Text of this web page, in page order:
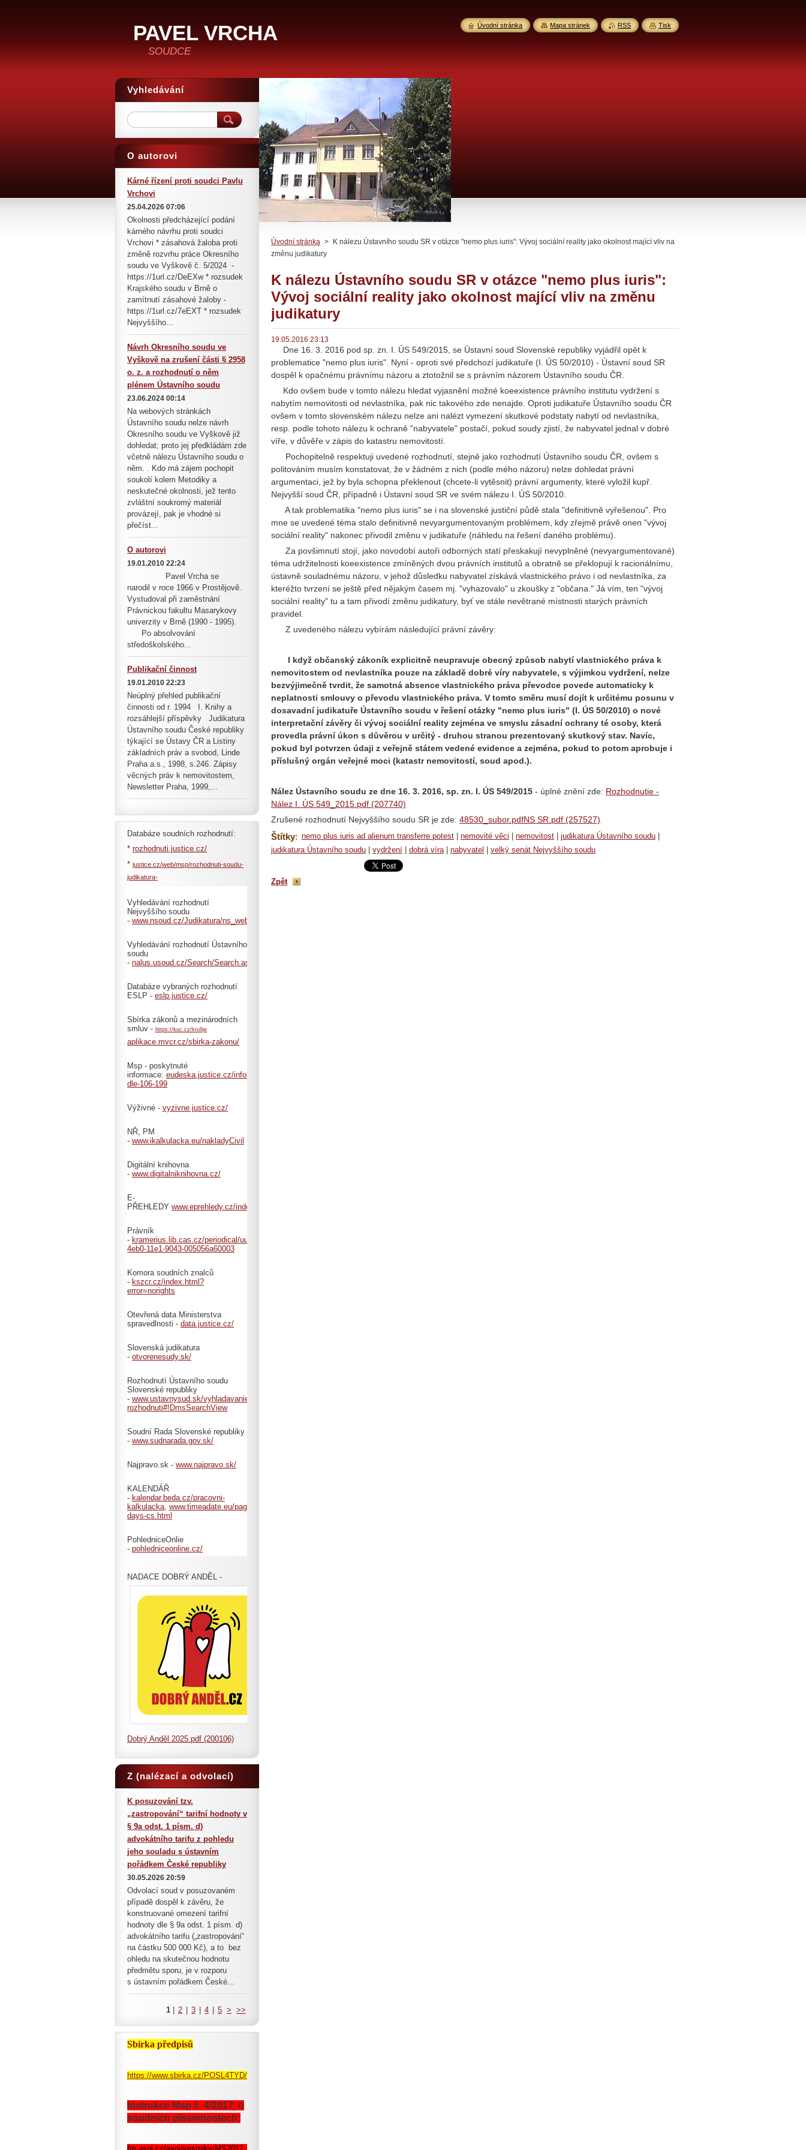
PAVEL VRCHA
SOUDCE
Úvodní stránka >
K nálezu Ústavního soudu SR v otázce "nemo plus iuris": Vývoj sociální reality jako okolnost mající vliv na
změnu judikatury
K nálezu Ústavního soudu SR v otázce "nemo plus iuris":
Vývoj sociální reality jako okolnost mající vliv na změnu
judikatury
19.05.2016 23:13
Dne 16. 3. 2016 pod sp. zn. I. ÚS 549/2015, se Ústavní soud Slovenské republiky vyjádřil opět k
problematice "nemo plus iuris". Nyní - oproti své předchozí judikatuře (I. ÚS 50/2010) - Ústavní soud SR
dospěl k opačnému právnímu názoru a ztotožnil se s právním názorem Ústavního soudu ČR.
Kdo ovšem bude v tomto nálezu hledat vyjasnění možné koeexistence právního institutu vydržení s
nabytím nemovitosti od nevlastníka, pak nic takového zde nenajde. Oproti judikatuře Ústavního soudu ČR
ovšem v tomto slovenském nálezu nelze ani nalézt vymezení skutkové podstaty nabytí od nevlastníka,
resp. podle tohoto nálezu k ochraně "nabyvatele" postačí, pokud soudy zjistí, že nabyvatel jednal v dobré
víře, v důvěře v zápis do katastru nemovitostí.
Pochopitelně respektuji uvedené rozhodnutí, stejně jako rozhodnutí Ústavního soudu ČR, ovšem s
politováním musím konstatovat, že v žádném z nich (podle mého názoru) nelze dohledat právní
argumentaci, jež by byla schopna překlenout (chcete-li vytěsnit) právní argumenty, které vyložil kupř.
Nejvyšší soud ČR, případně i Ústavní soud SR ve svém nálezu I. ÚS 50/2010.
A tak problematika "nemo plus iuris" se i na slovenské justiční půdě stala "definitivně vyřešenou". Pro
mne se uvedené téma stalo definitivně nevyargumentovaným problémem, kdy zřejmě právě onen "vývoj
sociální reality" nakonec přivodil změnu v judikatuře (náhledu na řešení daného problému).
Za povšimnutí stojí, jako novodobí autoři odborných statí přeskakují nevyplněné (nevyargumentované)
téma udržitelnosti koeexistence zmíněných dvou právních institutů a obratně se překlopují k racionálnímu,
ústavně souladnému názoru, v jehož důsledku nabyvatel získává vlastnického právo i od nevlastníka, za
kteréžto tvrzení se ještě před nějakým časem mj. "vyhazovalo" u zkoušky z "občana." Já vím, ten "vývoj
sociální reality" tu a tam přivodí změnu judikatury, byť ve stále nevětrané místnosti starých právních
pravidel.
Z uvedeného nálezu vybírám následující právní závěry:
I když občanský zákoník explicitně neupravuje obecný způsob nabytí vlastnického práva k
nemovitostem od nevlastníka pouze na základě dobré víry nabyvatele, s výjimkou vydržení, nelze
bezvýjimečně tvrdit, že samotná absence vlastnického práva převodce povede automaticky k
neplatnosti smlouvy o převodu vlastnického práva. V tomto směru musí dojít k určitému posunu v
dosavadní judikatuře Ústavního soudu v řešení otázky "nemo plus iuris" (I. ÚS 50/2010) o nové
interpretační závěry či vývoj sociální reality zejména ve smyslu zásadní ochrany té osoby, která
provedla právní úkon s důvěrou v určitý - druhou stranou prezentovaný skutkový stav. Navíc,
pokud byl potvrzen údaji z veřejně státem vedené evidence a zejména, pokud to potom aprobuje i
příslušný orgán veřejné moci (katastr nemovitostí, soud apod.).
Nález Ústavního soudu ze dne 16. 3. 2016, sp. zn. I. ÚS 549/2015 - úplné znění zde: Rozhodnutie -
Nález I. ÚS 549_2015.pdf (207740)
Zrušené rozhodnutí Nejvyššího soudu SR je zde: 48530_subor.pdfNS SR.pdf (257527)
Štítky: nemo plus iuris ad alienum transferre potest nemovité věci nemovitost judikatura Ústavního soudu
judikatura Ústavního soudu
vydržení dobrá víra nabyvatel velký senát Nejvyššího soudu
Zpět
Vyhledávání
O autorovi
Kárné řízení proti soudci Pavlu
Vrchovi
25.04.2026 07:06
Okolnosti předcházející podání
kárného návrhu proti soudci
Vrchovi * zásahová žaloba proti
změně rozvrhu práce Okresního
soudu ve Vyškově č. 5/2024 -
https://1url.cz/DeEXw * rozsudek
Krajského soudu v Brně o
zamítnutí zásahové žaloby -
https://1url.cz/7eEXT * rozsudek
Nejvyššího...
Návrh Okresního soudu ve
Vyškově na zrušení části § 2958
o. z. a rozhodnutí o něm
plénem Ústavního soudu
23.06.2024 00:14
Na webových stránkách
Ústavního soudu nelze návrh
Okresního soudu ve Vyškově již
dohledat; proto jej předkládám zde
včetně nálezu Ústavního soudu o
něm. . Kdo má zájem pochopit
soukolí kolem Metodiky a
neskutečné okolnosti, jež tento
zvláštní soukromý materiál
provázejí, pak je vhodné si
přečíst...
O autorovi
19.01.2010 22:24
Pavel Vrcha se
narodil v roce 1966 v Prostějově.
Vystudoval při zaměstnání
Právnickou fakultu Masarykovy
univerzity v Brně (1990 - 1995).
Po absolvování
středoškolského...
Publikační činnost
19.01.2010 22:23
Neúplný přehled publikační
činnosti od r. 1994 I. Knihy a
rozsáhlejší příspěvky Judikatura
Ústavního soudu České republiky
týkající se Ústavy ČR a Listiny
základních práv a svobod, Linde
Praha a.s., 1998, s.246. Zápisy
věcných práv k nemovitostem,
Newsletter Praha, 1999,...
Databáze soudních rozhodnutí:
* rozhodnuti.justice.cz/
* justice.cz/web/msp/rozhodnuti-soudu-
judikatura-
Vyhledávání rozhodnutí
Nejvyššího soudu
- www.nsoud.cz/Judikatura/ns_web.nsf/WebSpreadSearch
Vyhledávání rozhodnutí Ústavního
soudu
- nalus.usoud.cz/Search/Search.aspx
Databáze vybraných rozhodnutí
ESLP - eslp.justice.cz/
Sbírka zákonů a mezinárodních
smluv - https://kuc.cz/kru9je
aplikace.mvcr.cz/sbirka-zakonu/
Msp - poskytnuté
informace: eudeska.justice.cz/informace-
dle-106-199
Výživné - vyzivne.justice.cz/
NŘ, PM
- www.ikalkulacka.eu/nakladyCivil
Digitální knihovna
- www.digitalniknihovna.cz/
E-
PŘEHLEDY www.eprehledy.cz/index.php
Právník
- kramerius.lib.cas.cz/periodical/uuid:719be951-
4eb0-11e1-9043-005056a60003
Komora soudních znalců
- kszcr.cz/index.html?
error=norights
Otevřená data Ministerstva
spravedlnosti - data.justice.cz/
Slovenská judikatura
- otvorenesudy.sk/
Rozhodnutí Ústavního soudu
Slovenské republiky
- www.ustavnysud.sk/vyhladavanie-
rozhodnuti#!DmsSearchView
Soudní Rada Slovenské republiky
- www.sudnarada.gov.sk/
Najpravo.sk - www.najpravo.sk/
KALENDÁŘ
- kalendar.beda.cz/pracovni-
kalkulacka, www.timeadate.eu/pages/cs/calculator-
days-cs.html
PohledniceOnlie
- pohledniceonline.cz/
NADACE DOBRÝ ANDĚL -
Dobrý Anděl 2025.pdf (200106)
Z (nalézací a odvolací)
judikatury
K posuzování tzv.
„zastropování“ tarifní hodnoty v
§ 9a odst. 1 písm. d)
advokátního tarifu z pohledu
jeho souladu s ústavním
pořádkem České republiky
30.05.2026 20:59
Odvolací soud v posuzovaném
případě dospěl k závěru, že
konstruované omezení tarifní
hodnoty dle § 9a odst. 1 písm. d)
advokátního tarifu („zastropování“
na částku 500 000 Kč), a to bez
ohledu na skutečnou hodnotu
předmětu sporu, je v rozporu
s ústavním pořádkem České...
1 2 3 4 5 > >>
Sbírka předpisů
https://www.sbirka.cz/POSL4TYD/pohled.htm
Instrukce Msp č. 4/2017, o
soudních písemnostech:
Úvodní stránka Mapa stránek RSS Tisk